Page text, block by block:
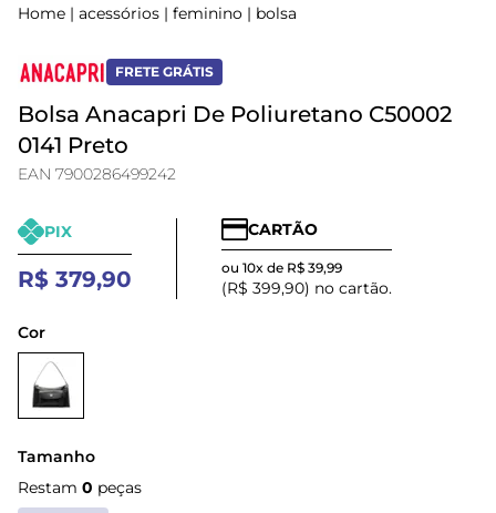
Home | acessórios | feminino | bolsa
FRETE GRÁTIS
Bolsa Anacapri De Poliuretano C50002
0141 Preto
EAN 7900286499242
PIX
R$ 379,90
CARTÃO
ou 10x de R$ 39,99
(R$ 399,90) no cartão.
Cor
Tamanho
Restam 0 peças